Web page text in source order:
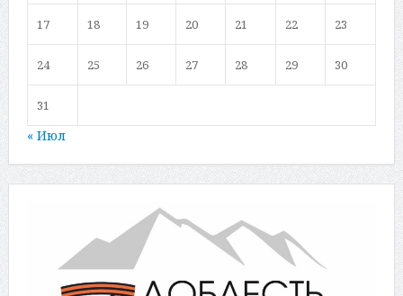
17 18 19 20 21 22 23
24 25 26 27 28 29 30
31
« Июл